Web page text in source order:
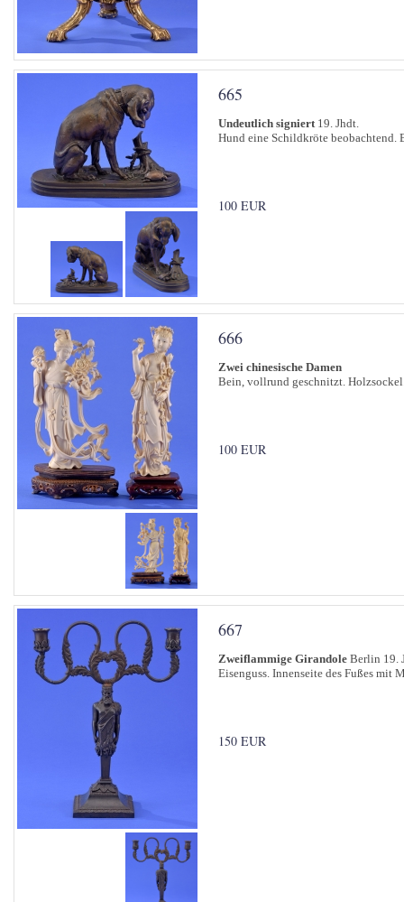
665
Undeutlich signiert19. Jhdt.
Hund eine Schildkröte beobachtend.
100 EUR
666
Zwei chinesische Damen
Bein, vollrund geschnitzt.
100 EUR
667
Zweiflammige Girandole Berlin 19.
Eisenguss. Innenseite des Fußes mit
150 EUR